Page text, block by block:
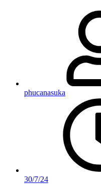
phucanasuka
30/7/24